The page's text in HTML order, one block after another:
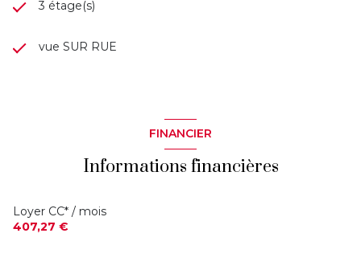
3 étage(s)
vue SUR RUE
FINANCIER
Informations financières
Loyer CC* / mois
407,27 €